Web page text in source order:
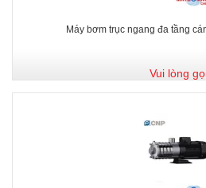
Máy bơm trục ngang đa tầng
Vui lòng